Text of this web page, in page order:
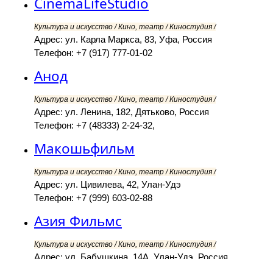
Культура и искусство / Кино, театр / Киностудия /
Адрес: ул. Карла Маркса, 83, Уфа, Россия
Телефон: +7 (917) 777-01-02
Анод
Культура и искусство / Кино, театр / Киностудия /
Адрес: ул. Ленина, 182, Дятьково, Россия
Телефон: +7 (48333) 2-24-32,
Макошьфильм
Культура и искусство / Кино, театр / Киностудия /
Адрес: ул. Цивилева, 42, Улан-Удэ
Телефон: +7 (999) 603-02-88
Азия Фильмс
Культура и искусство / Кино, театр / Киностудия /